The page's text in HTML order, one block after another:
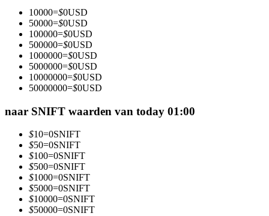
Word een Copy Trader
10000=$0USD
50000=$0USD
100000=$0USD
500000=$0USD
1000000=$0USD
5000000=$0USD
10000000=$0USD
50000000=$0USD
naar SNIFT waarden van today 01:00
$10=0SNIFT
$50=0SNIFT
$100=0SNIFT
$500=0SNIFT
$1000=0SNIFT
$5000=0SNIFT
$10000=0SNIFT
$50000=0SNIFT